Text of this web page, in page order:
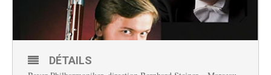
DÉTAILS